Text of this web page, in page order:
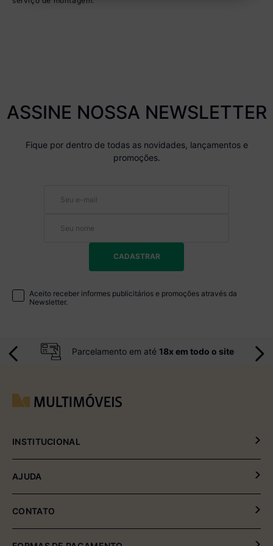
ASSINE NOSSA NEWSLETTER
Fique por dentro de todas as novidades, lançamentos e
promoções.
CADASTRAR
Aceito receber informes publicitários e promoções através da
Newsletter.
Parcelamento em até 18x em todo o site
INSTITUCIONAL
Política de Entrega e Devolução
AJUDA
Fale Conosco
CONTATO
(54) 2102-4000 (08:00hrs às 17:30hrs)